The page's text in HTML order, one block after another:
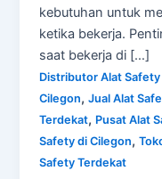
kebutuhan untuk
ketika bekerja.
saat bekerja di […]
Distributor Alat Safety
Cilegon,Jual Alat
Terdekat, Pusat Alat
Safety di Cilegon,
Safety Terdekat